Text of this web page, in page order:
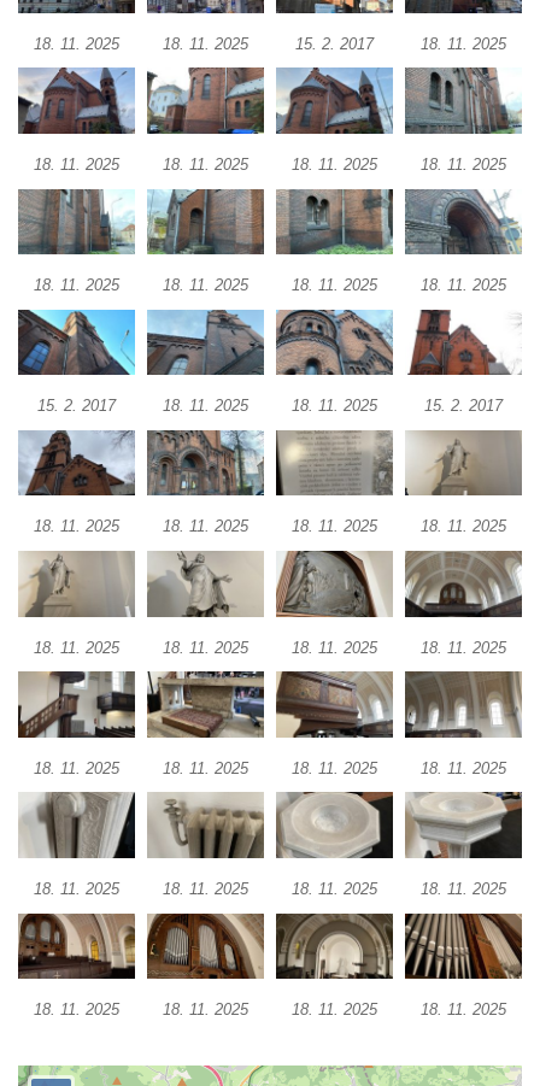
nad Labem)
Kaple svaté Anny v Brné
Kaple svatého Jana Nepomuckého před
zámkem v Protivíně
Kaple Panny Marie v Mírové ulici v Protivíně
Kaple svatého Rocha v Ohradě u Hluboké
nad Vltavou
Stráži nad Nisou
Kostel svatého Martina v Tursku
Kaple svatých Jana a Pavla v Knínicích
Kaple Panny Marie u bývalého zámku
Ledebour
Kaple svatého Michaela v Kozinci
Kaple svatého Gotharda jihozápadně od
Kaple svatého Václava v Debrně
Hrobová kaple rodiny Nových na hřbitově v
Kralupech nad Vltavou
Hrobová kaple rodiny Hrubých II. na
Hrobová kaple rodiny Hrubých I. na
hřbitově v Kralupech nad Vltavou
Hrobová kaple rodiny Pejškovy na hřbitově
v Kralupech nad Vltavou
Chrám Záštity Přesvaté Bohorodice (bývalá
hřbitovní kaple) v Kralupech nad Vltavou
Kostel Nejsvětější Trojice v Petrovicích
Kaple v Českolipské ulici v Mělníku-
18. 11. 2025 18. 11. 2025 15. 2. 2017 18. 11. 2025
18. 11. 2025 18. 11. 2025 18. 11. 2025 18. 11. 2025
18. 11. 2025 18. 11. 2025 18. 11. 2025 18. 11. 2025
15. 2. 2017 18. 11. 2025 18. 11. 2025 15. 2. 2017
18. 11. 2025 18. 11. 2025 18. 11. 2025 18. 11. 2025
18. 11. 2025 18. 11. 2025 18. 11. 2025 18. 11. 2025
18. 11. 2025 18. 11. 2025 18. 11. 2025 18. 11. 2025
18. 11. 2025 18. 11. 2025 18. 11. 2025 18. 11. 2025
18. 11. 2025 18. 11. 2025 18. 11. 2025 18. 11. 2025